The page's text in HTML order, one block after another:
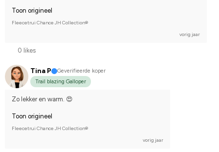
Toon origineel
Fleecetrui Chance JH Collection®
vorig jaar
0 likes
Tina P
Geverifieerde koper
Trail blazing Galloper
Zo lekker en warm. 😍
Toon origineel
Fleecetrui Chance JH Collection®
vorig jaar